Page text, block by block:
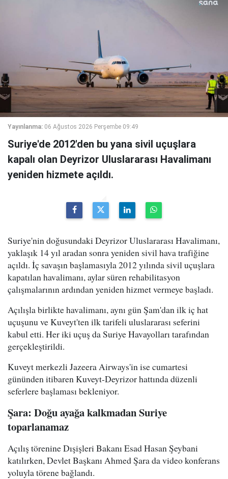
Yayınlanma: 06 Ağustos 2026 Perşembe 09:49
Suriye'de 2012'den bu yana sivil uçuşlara
kapalı olan Deyrizor Uluslararası Havalimanı
yeniden hizmete açıldı.
Suriye'nin doğusundaki Deyrizor Uluslararası Havalimanı,
yaklaşık 14 yıl aradan sonra yeniden sivil hava trafiğine
açıldı. İç savaşın başlamasıyla 2012 yılında sivil uçuşlara
kapatılan havalimanı, aylar süren rehabilitasyon
çalışmalarının ardından yeniden hizmet vermeye başladı.
Açılışla birlikte havalimanı, aynı gün Şam'dan ilk iç hat
uçuşunu ve Kuveyt'ten ilk tarifeli uluslararası seferini
kabul etti. Her iki uçuş da Suriye Havayolları tarafından
gerçekleştirildi.
Kuveyt merkezli Jazeera Airways'in ise cumartesi
gününden itibaren Kuveyt-Deyrizor hattında düzenli
seferlere başlaması bekleniyor.
Şara: Doğu ayağa kalkmadan Suriye
toparlanamaz
Açılış törenine Dışişleri Bakanı Esad Hasan Şeybani
katılırken, Devlet Başkanı Ahmed Şara da video konferans
yoluyla törene bağlandı.